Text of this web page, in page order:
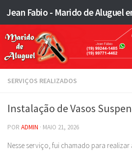
Skip to content
SERVIÇOS REALIZADOS
Instalação de Vasos
POR ADMIN · MAIO 21, 2026
Nesse serviço, fui chamado para